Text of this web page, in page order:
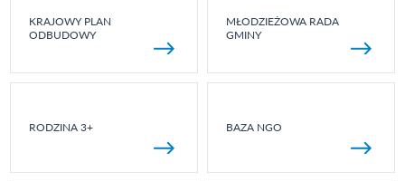
KRAJOWY PLAN
ODBUDOWY
MŁODZIEŻOWA RADA
GMINY
RODZINA 3+ BAZA NGO